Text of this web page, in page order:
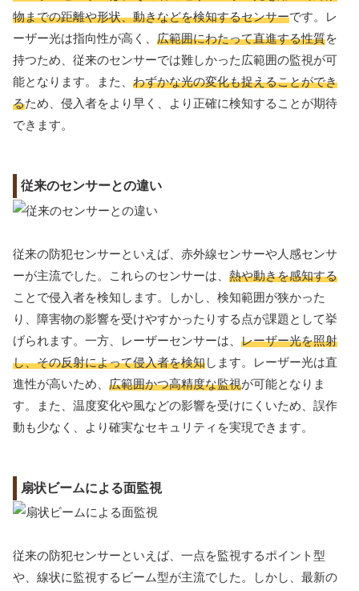
物までの距離や形状、動きなどを検知するセンサーです。レ
ーザー光は指向性が高く、 広範囲にわたって直進する性質を
持つため、従来のセンサーでは難しかった広範囲の監視が可
能となります。また、 わずかな光の変化も捉えることができ
るため、侵入者をより早く、より正確に検知することが期待
できます。
従来のセンサーとの違い
従来の防犯センサーといえば、赤外線センサーや人感センサ
ーが主流でした。これらのセンサーは、 熱や動きを感知する
ことで侵入者を検知します。しかし、検知範囲が狭かった
り、障害物の影響を受けやすかったりする点が課題として挙
げられます。一方、レーザーセンサーは、 レーザー光を照射
し、その反射によって侵入者を検知します。レーザー光は直
進性が高いため、 広範囲かつ高精度な監視が可能となりま
す。また、温度変化や風などの影響を受けにくいため、誤作
動も少なく、より確実なセキュリティを実現できます。
扇状ビームによる面監視
従来の防犯センサーといえば、一点を監視するポイント型
や、線状に監視するビーム型が主流でした。しかし、最新の